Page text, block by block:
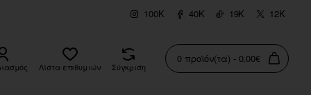
100K 40K 19K 12K
Λίστα επιθυμιών Σύγκριση
0 προϊόν(τα) - 0,00€